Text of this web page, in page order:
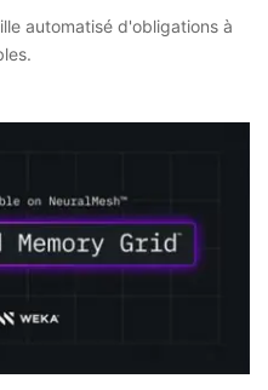
automatisé d'obligations à